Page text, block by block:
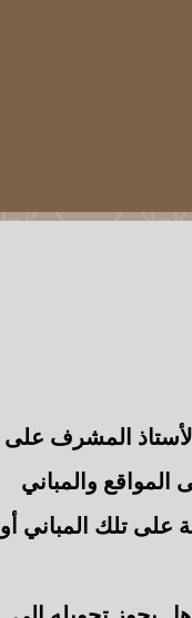
المشرف على
والمباني
تلك المباني أو